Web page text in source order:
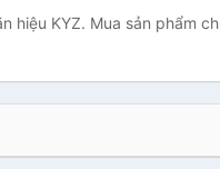
hiệu KYZ. Mua sản phẩm